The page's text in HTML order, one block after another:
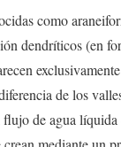
como
dendríticos (en
de los
de agua